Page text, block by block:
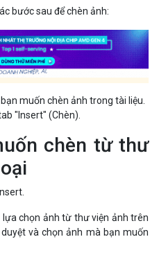
bước sau để chèn ảnh:
muốn chèn ảnh trong tài liệu.
"Insert" (Chèn).
chèn từ thư
chọn ảnh từ thư viện ảnh trên
và chọn ảnh mà bạn muốn